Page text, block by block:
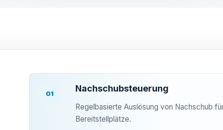
01 Nachschubsteuerung
Regelbasierte Auslösung von Nachschub
Bereitstellplätze.